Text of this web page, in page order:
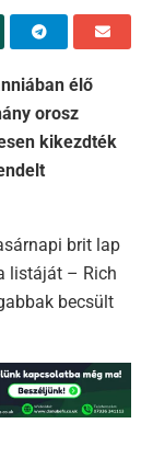
élő
orosz
kikezdték
brit lap
listáját – Rich
becsült